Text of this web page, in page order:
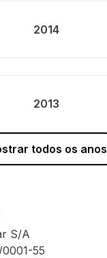
2014
2013
todos os anos
S/A
55